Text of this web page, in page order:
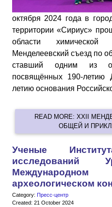
октября 2024 года в
территории «Сириус»
области
Менделеевский съезд по
ставший одним из
посвящённых 190-
летию основания
READ MORE: XXII
ОБЩЕЙ И
Ученые
археологическом
Category: Пресс-центр
Created: 21 October 2024